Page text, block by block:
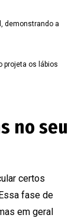
demonstrando a
projeta os lábios
no seu
certos
fase de
em geral